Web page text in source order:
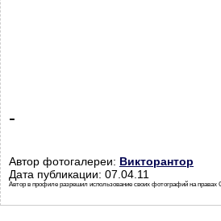
-
Автор фотогалереи: Викторантор
Дата публикации: 07.04.11
Автор в профиле разрешил использование своих фотографий на